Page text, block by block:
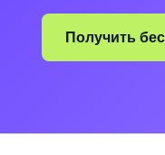
Получить